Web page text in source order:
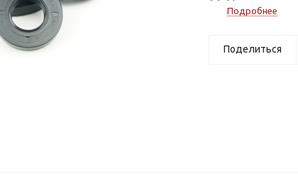
Подробнее
Поделиться